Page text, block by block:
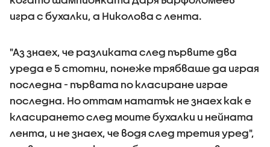
игра с бухалки, а Николова с лента.
"Аз знаех, че разликата след първите два
уреда е 5 стотни, понеже трябваше да играя
последна - първата по класиране играе
последна. Но оттам нататък не знаех как е
класирането след моите бухалки и нейната
лента, и не знаех, че водя след третия уред",